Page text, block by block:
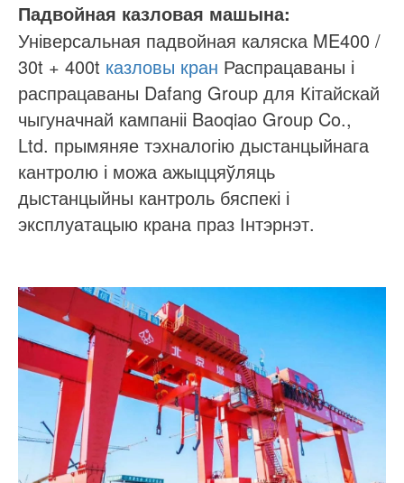
Падвойная казловая машына:
Універсальная падвойная каляска ME400 /
30t + 400t казловы кран Распрацаваны і
распрацаваны Dafang Group для Кітайскай
чыгуначнай кампаніі Baoqiao Group Co.,
Ltd. прымяняе тэхналогію дыстанцыйнага
кантролю і можа ажыццяўляць
дыстанцыйны кантроль бяспекі і
эксплуатацыю крана праз Інтэрнэт.